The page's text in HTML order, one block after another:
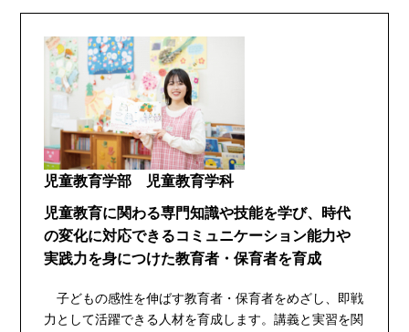
児童教育学部 児童教育学科
児童教育に関わる専門知識や技能を学び、時代
の変化に対応できるコミュニケーション能力や
実践力を身につけた教育者・保育者を育成
子どもの感性を伸ばす教育者・保育者をめざし、即戦
力として活躍できる人材を育成します。講義と実習を関